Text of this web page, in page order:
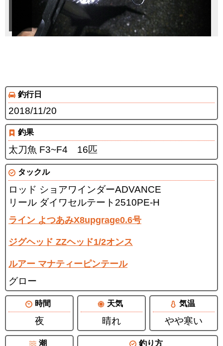
釣行日
2018/11/20
釣果
太刀魚 F3~F4 16匹
タックル
ロッド ショアワインダーADVANCE
リール ダイワセルテート2510PE-H
ライン よつあみX8upgrage0.6号
ジグヘッド ZZヘッド1/2オンス
ルアー マナティーピンテール
グロー
時間
夜
天気
晴れ
気温
やや寒い
潮 釣り方